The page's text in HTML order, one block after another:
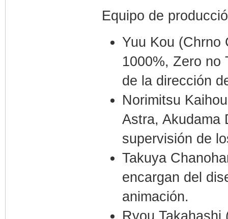
Equipo de
Yuu Kou (Chrno
1000%, Zero no
de la dirección
Norimitsu
Astra, Akudama
supervisión de
Takuya
encargan del
animación.